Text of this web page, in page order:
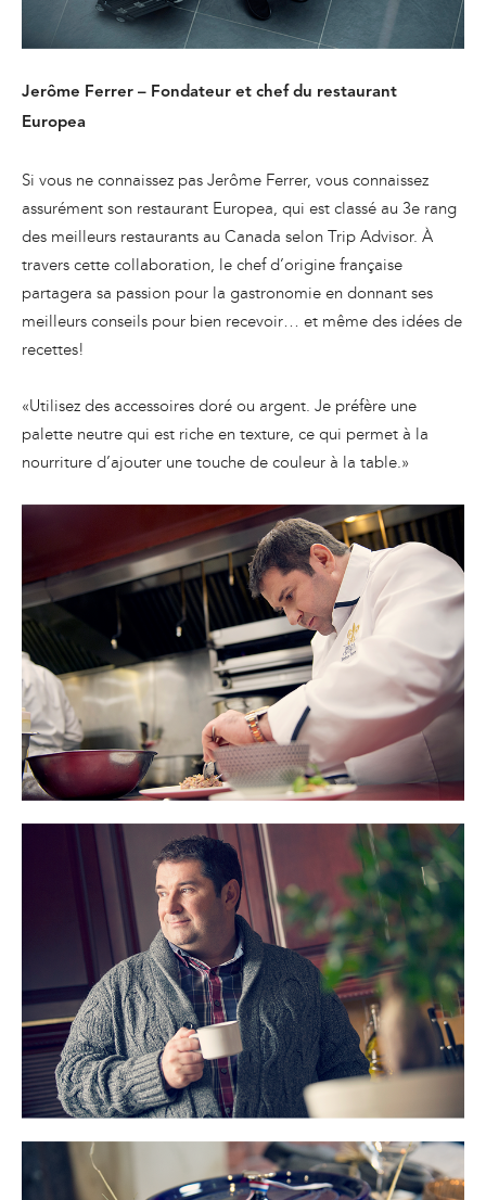
Jerôme Ferrer – Fondateur et chef du restaurant
Europea
Si vous ne connaissez pas Jerôme Ferrer, vous connaissez
assurément son restaurant Europea, qui est classé au 3e rang
des meilleurs restaurants au Canada selon Trip Advisor. À
travers cette collaboration, le chef d’origine française
partagera sa passion pour la gastronomie en donnant ses
meilleurs conseils pour bien recevoir… et même des idées de
recettes!
«Utilisez des accessoires doré ou argent. Je préfère une
palette neutre qui est riche en texture, ce qui permet à la
nourriture d’ajouter une touche de couleur à la table.»